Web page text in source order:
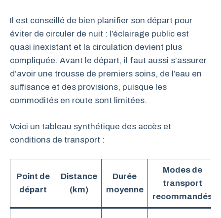
Il est conseillé de bien planifier son départ pour
éviter de circuler de nuit : l’éclairage public est
quasi inexistant et la circulation devient plus
compliquée. Avant le départ, il faut aussi s’assurer
d’avoir une trousse de premiers soins, de l’eau en
suffisance et des provisions, puisque les
commodités en route sont limitées.
Voici un tableau synthétique des accès et
conditions de transport :
Point de
départ
Distance
(km)
Durée
moyenne
Modes de
transport
recommandés